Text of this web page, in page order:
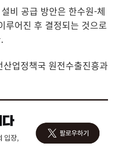
비 공급 방안은 한수원-체
루어진 후 결정되는 것으로
업정책국 원전수출진흥과